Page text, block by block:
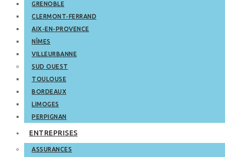
GRENOBLE
CLERMONT-FERRAND
AIX-EN-PROVENCE
NÎMES
VILLEURBANNE
SUD OUEST
TOULOUSE
BORDEAUX
LIMOGES
PERPIGNAN
ENTREPRISES
ASSURANCES